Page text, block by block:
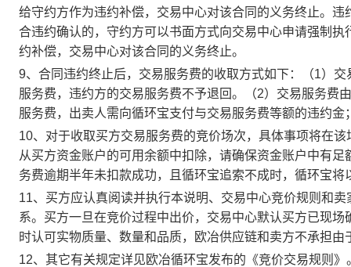
给守约方作为违约补偿，交易中心对该合同的义务终止。
合违约确认的，守约方可以书面方式向交易中心申请强制
约补偿，交易中心对该合同的义务终止。
9、合同违约终止后，交易服务费的收取方式如下：（1）
服务费，违约方的交易服务费不予退回。（2）交易服务费
服务费，出卖人需向循环宝支付与交易服务费等额的违约
10、对于收取买方交易服务费的竞价场次，具体事项将在
从买方资金账户的可用余额中扣除，请确保资金账户中有
务费逾期半年未扣款成功，且循环宝追索不成时，循环宝将
11、买方应认真阅读并执行本说明、交易中心竞价规则和
系。买方一旦在竞价过程中出价，交易中心默认买方已现
时认可实物质量、数量和品质，欧冶供应链和卖方不承担由
12、其它有关规定详见欧冶循环宝发布的《竞价交易规则》